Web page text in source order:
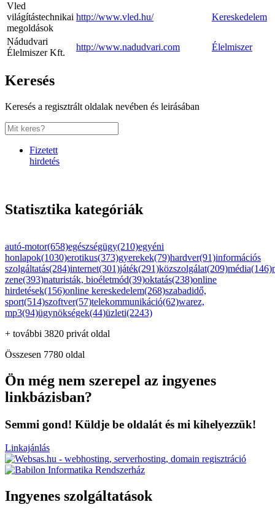
Vled
világítástechnikai
megoldások
http://www.vled.hu/ Kereskedelem
Nádudvari
Élelmiszer Kft.
http://www.nadudvari.com Élelmiszer
Keresés
Keresés a regisztrált oldalak nevében és leirásában
Fizetett
hirdetés
Statisztika kategóriák
autó-motor(658)egészségügy(210)egyéni
honlapok(1030)erotikus(373)gyerekek(79)hardver(91)információs
szolgáltatás(284)internet(301)játék(291)közszolgálat(209)média(146)
zene(393)naturisták, bioéletmód(39)oktatás(238)online
hirdetések(156)online kereskedelem(268)szabadidő,
sport(514)szoftver(57)telekommunikáció(62)warez,
mp3(94)ügynökségek(44)üzleti(2243)
+ további 3820 privát oldal
Összesen 7780 oldal
Ön még nem szerepel az ingyenes
linkbázisban?
Semmi gond! Küldje be oldalát és mi kihelyezzük!
Linkajánlás
Ingyenes szolgáltatások